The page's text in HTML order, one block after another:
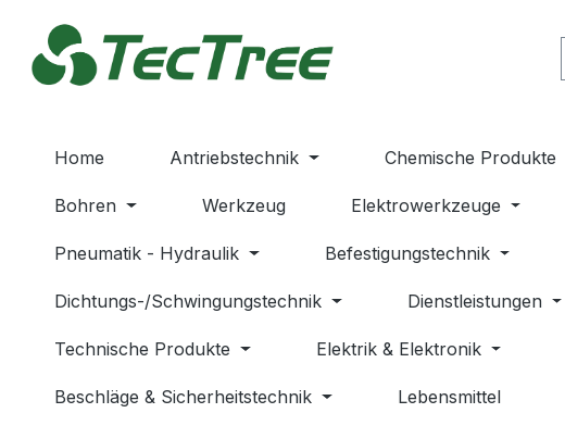
Hauptinhalt springen
Zur Suche springen
Zur Hauptnavigation springen
Home Antriebstechnik Chemische Produkte
Bohren Werkzeug Elektrowerkzeuge
Pneumatik - Hydraulik Befestigungstechnik
Dichtungs-/Schwingungstechnik Dienstleistungen
Technische Produkte Elektrik & Elektronik
Beschläge & Sicherheitstechnik Lebensmittel